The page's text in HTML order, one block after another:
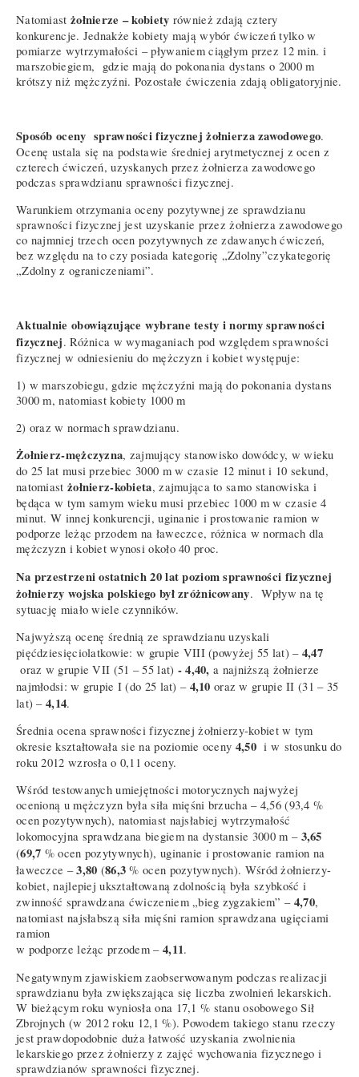
Natomiast żołnierze – kobiety również zdają cztery
konkurencje. Jednakże kobiety mają wybór ćwiczeń tylko w
pomiarze wytrzymałości – pływaniem ciągłym przez 12 min. i
marszobiegiem, gdzie mają do pokonania dystans o 2000 m
krótszy niż mężczyźni. Pozostałe ćwiczenia zdają obligatoryjnie.
Sposób oceny sprawności fizycznej żołnierza zawodowego.
Ocenę ustala się na podstawie średniej arytmetycznej z ocen z
czterech ćwiczeń, uzyskanych przez żołnierza zawodowego
podczas sprawdzianu sprawności fizycznej.
Warunkiem otrzymania oceny pozytywnej ze sprawdzianu
sprawności fizycznej jest uzyskanie przez żołnierza zawodowego
co najmniej trzech ocen pozytywnych ze zdawanych ćwiczeń,
bez względu na to czy posiada kategorię „Zdolny”czykategorię
„Zdolny z ograniczeniami”.
Aktualnie obowiązujące wybrane testy i normy sprawności
fizycznej. Różnica w wymaganiach pod względem sprawności
fizycznej w odniesieniu do mężczyzn i kobiet występuje:
1) w marszobiegu, gdzie mężczyźni mają do pokonania dystans
3000 m, natomiast kobiety 1000 m
2) oraz w normach sprawdzianu.
Żołnierz-mężczyzna, zajmujący stanowisko dowódcy, w wieku
do 25 lat musi przebiec 3000 m w czasie 12 minut i 10 sekund,
natomiast żołnierz-kobieta, zajmująca to samo stanowiska i
będąca w tym samym wieku musi przebiec 1000 m w czasie 4
minut. W innej konkurencji, uginanie i prostowanie ramion w
podporze leżąc przodem na ławeczce, różnica w normach dla
mężczyzn i kobiet wynosi około 40 proc.
Na przestrzeni ostatnich 20 lat poziom sprawności fizycznej
żołnierzy wojska polskiego był zróżnicowany. Wpływ na tę
sytuację miało wiele czynników.
Najwyższą ocenę średnią ze sprawdzianu uzyskali
pięćdziesięciolatkowie: w grupie VIII (powyżej 55 lat) – 4,47
oraz w grupie VII (51 – 55 lat) - 4,40, a najniższą żołnierze
najmłodsi: w grupie I (do 25 lat) – 4,10oraz w grupie II (31 – 35
lat) –4,14.
Średnia ocena sprawności fizycznej żołnierzy-kobiet w tym
okresie kształtowała sie na poziomie oceny 4,50 i w stosunku do
roku 2012 wzrosła o 0,11 oceny.
Wśród testowanych umiejętności motorycznych najwyżej
ocenioną u mężczyzn była siła mięśni brzucha – 4,56 (93,4 %
ocen pozytywnych), natomiast najsłabiej wytrzymałość
lokomocyjna sprawdzana biegiem na dystansie 3000 m – 3,65
(69,7 % ocen pozytywnych), uginanie i prostowanie ramion na
ławeczce –3,80 (86,3 % ocen pozytywnych). Wśród żołnierzy-
kobiet, najlepiej ukształtowaną zdolnością była szybkość i
zwinność sprawdzana ćwiczeniem „bieg zygzakiem” – 4,70,
natomiast najsłabszą siła mięśni ramion sprawdzana ugięciami
ramion
w podporze leżąc przodem – 4,11.
Negatywnym zjawiskiem zaobserwowanym podczas realizacji
sprawdzianu była zwiększająca się liczba zwolnień lekarskich.
W bieżącym roku wyniosła ona 17,1 % stanu osobowego Sił
Zbrojnych (w 2012 roku 12,1 %). Powodem takiego stanu rzeczy
jest prawdopodobnie duża łatwość uzyskania zwolnienia
lekarskiego przez żołnierzy z zajęć wychowania fizycznego i
sprawdzianów sprawności fizycznej.